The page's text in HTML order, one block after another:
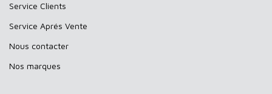
Service Clients
Service Aprés Vente
Nous contacter
Nos marques